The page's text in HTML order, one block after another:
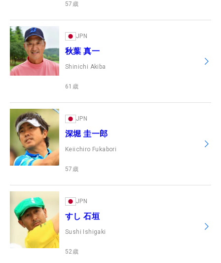
57 歳
JPN
秋葉 真一
Shinichi Akiba
61 歳
JPN
深堀 圭一郎
Keiichiro Fukabori
57 歳
JPN
すし 石垣
Sushi Ishigaki
52歳